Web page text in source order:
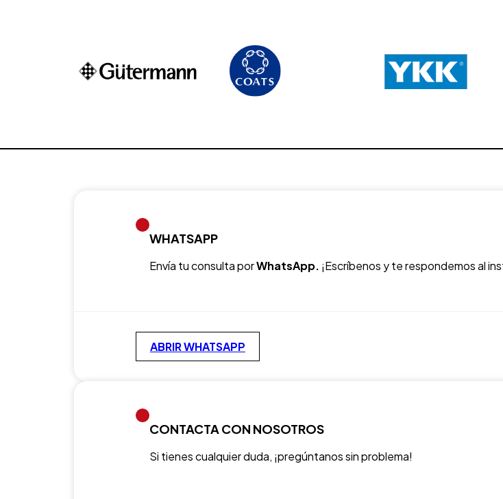
WHATSAPP
Envía tu consulta porWhatsApp. ¡Escríbenos y te respondemos al
ABRIR WHATSAPP
CONTACTA CON NOSOTROS
Si tienes cualquier duda, ¡pregúntanos sin problema!